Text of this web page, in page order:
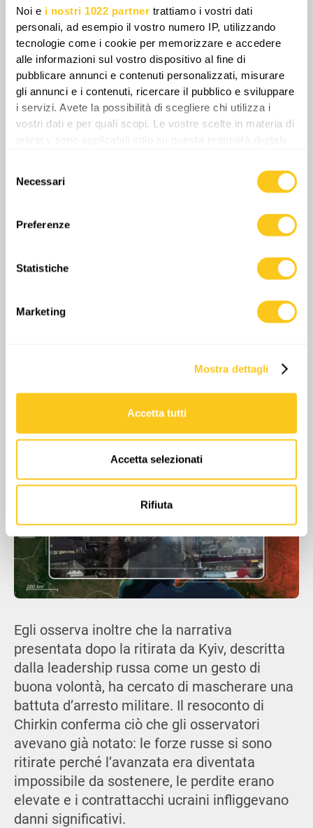
Noi e i nostri 1022 partner trattiamo i vostri dati
personali, ad esempio il vostro numero IP, utilizzando
tecnologie come i cookie per memorizzare e accedere
alle informazioni sul vostro dispositivo al fine di
pubblicare annunci e contenuti personalizzati, misurare
gli annunci e i contenuti, ricercare il pubblico e sviluppare
i servizi. Avete la possibilità di scegliere chi utilizza i
vostri dati e per quali scopi. Le vostre scelte in materia di
privacy sono applicabili solo su questa proprietà digitale
modificare o revocare il proprio consenso in qualsiasi
momento dalla Dichiarazione sui cookie o facendo clic
geografica, con un'approssimazione di qualche
Identificare il tuo dispositivo, scansionandolo
attivamente alla ricerca di caratteristiche specifiche
sezione dettagli. Puoi
Utilizziamo i cookie per personalizzare contenuti ed
analizzare il nostro traffico. Condividiamo inoltre
informazioni sul modo in cui utilizzi il nostro sito con i
nostri partner che si occupano di analisi dei dati web,
raccolto dal tuo utilizzo dei loro servizi.
delNecessari
Preferenze
Statistiche
Marketing
Mostra dettagli
Accetta tutti
Accetta selezionati
Rifiuta
Egli riconosce che la Russia non aveva alcuna
opzione di ripiego significativa e che, di
conseguenza, la logistica è collassata quasi
bloccati perché le rotte di rifornimento erano
eccessivamente estese e contestate, e le
mai a causa dell’inerzia del comando.
Egli osserva inoltre che la narrativa
presentata dopo la ritirata da Kyiv, descritta
dalla leadership russa come un gesto di
buona volontà, ha cercato di mascherare una
battuta d’arresto militare. Il resoconto di
Chirkin conferma ciò che gli osservatori
avevano già notato: le forze russe si sono
ritirate perché l’avanzata era diventata
impossibile da sostenere, le perdite erano
elevate e i contrattacchi ucraini infliggevano
danni significativi.